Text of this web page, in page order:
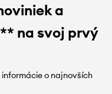
a
** na svoj prvý
o najnovších